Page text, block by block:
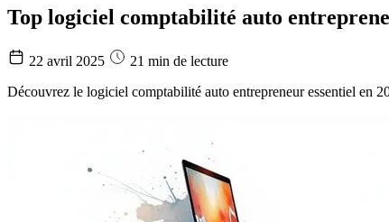
Top logiciel comptabilité auto
22 avril 2025
21 min de lecture
Découvrez le logiciel comptabilité auto entrepreneur essentiel en